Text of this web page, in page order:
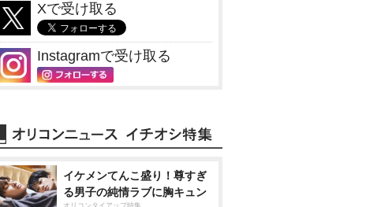
Xで受け取る
Instagramで受け取る
イケメンてんこ盛り！尊すぎ
る男子の純情ラブに胸キュン
オリコンタイアップ特集